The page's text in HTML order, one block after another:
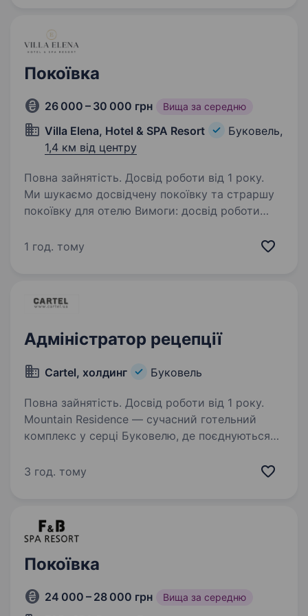
Покоївка
26 000 – 30 000 грн Вища за середню
Villa Elena, Hotel & SPA Resort
Буковель,
1,4 км від центру
Повна зайнятість. Досвід роботи від 1 року.
Ми шукаємо досвідчену покоївку та страршу
покоївку для отелю Вимоги: досвід роботи
керувати командою та розподіляти завдання
1 год. тому
Адміністратор рецепції
Cartel, холдинг Буковель
Повна зайнятість. Досвід роботи від 1 року.
Mountain Residence — сучасний готельний
комплекс у серці Буковелю, де поєднуються
преміум-рівня. Ми створюємо простір, у який
3 год. тому
Покоївка
24 000 – 28 000 грн Вища за середню